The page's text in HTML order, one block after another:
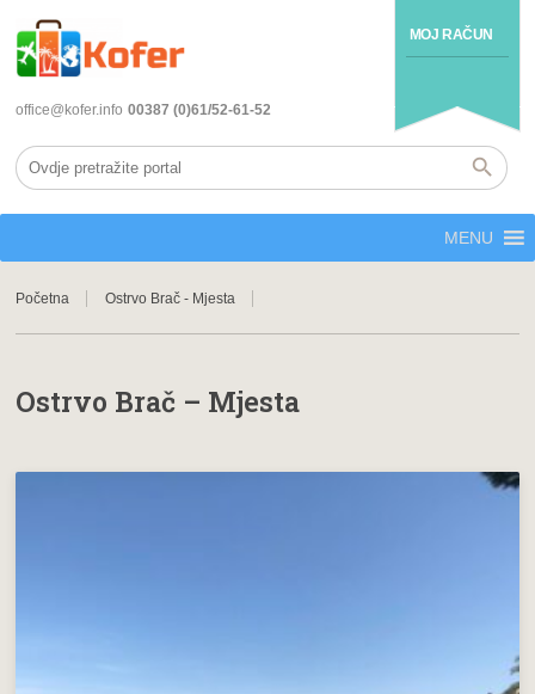
MOJ RAČUN
office@kofer.info 00387 (0)61/52-61-52
MENU
Početna Ostrvo Brač - Mjesta
Ostrvo Brač – Mjesta